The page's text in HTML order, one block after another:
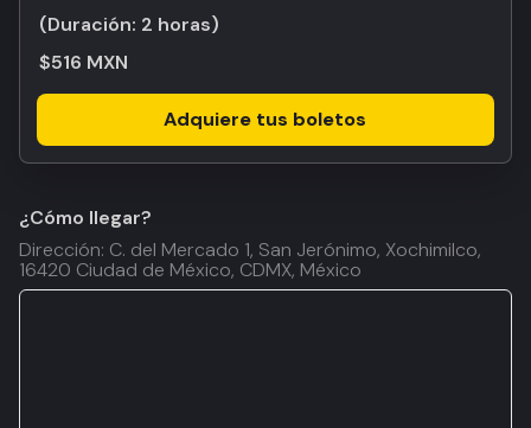
(Duración: 2 horas)
$516 MXN
Adquiere tus boletos
¿Cómo llegar?
Dirección: C. del Mercado 1, San Jerónimo, Xochimilco,
16420 Ciudad de México, CDMX, México